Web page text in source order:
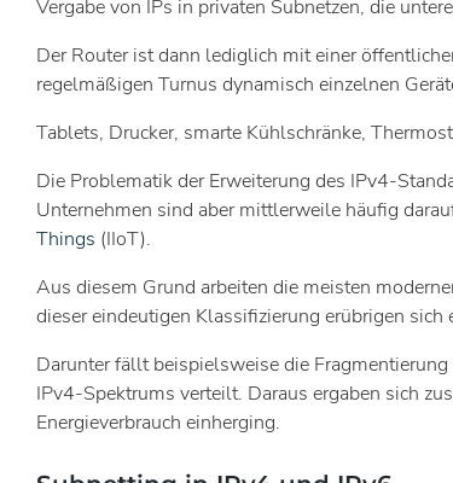
Vergabe von IPs in privaten Subnetzen, die
Der Router ist dann lediglich mit einer
regelmäßigen Turnus dynamisch einzelnen
Tablets, Drucker, smarte Kühlschränke,
Die Problematik der Erweiterung des IPv4-
Unternehmen sind aber mittlerweile häufig
Things (IIoT).
Aus diesem Grund arbeiten die meisten
dieser eindeutigen Klassifizierung erübrigen
Darunter fällt beispielsweise die
IPv4-Spektrums verteilt. Daraus ergaben sich
Energieverbrauch einherging.